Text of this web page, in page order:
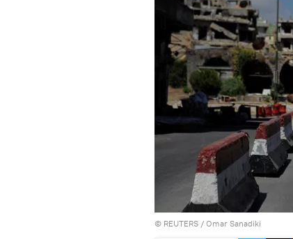
© REUTERS / Omar Sanadiki